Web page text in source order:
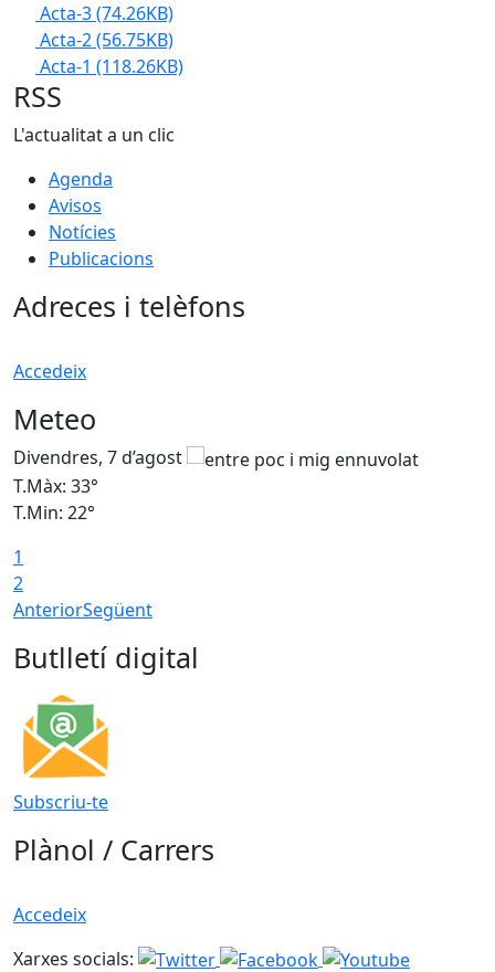
Acta-3(74.26KB)
Acta-2(56.75KB)
Acta-1 (118.26KB)
RSS
L'actualitat a un clic
Agenda
Avisos
Notícies
Publicacions
Adreces i telèfons
Accedeix
Meteo
Divendres, 7 d’agost
T.Màx: 33°
T.Min: 22°
1
2
AnteriorSegüent
Butlletí digital
Subscriu-te
Plànol / Carrers
Accedeix
Xarxes socials: